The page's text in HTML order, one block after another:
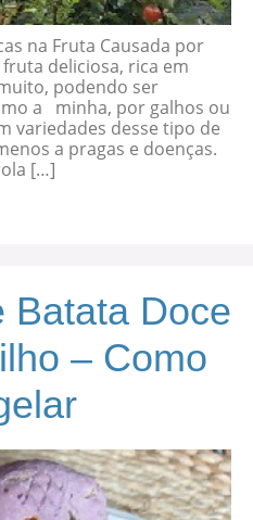
na Fruta Causada por
deliciosa, rica em
podendo ser
a minha, por galhos ou
variedades desse tipo de
a pragas e doenças.
[…]
Batata Doce
– Como